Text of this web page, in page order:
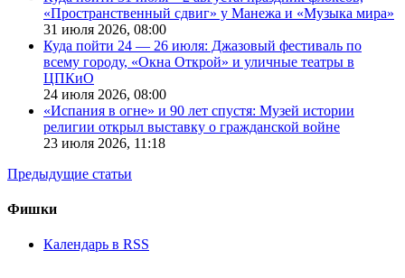
«Пространственный сдвиг» у Манежа и «Музыка мира»
31 июля 2026, 08:00
Куда пойти 24 — 26 июля: Джазовый фестиваль по
всему городу, «Окна Открой» и уличные театры в
ЦПКиО
24 июля 2026, 08:00
«Испания в огне» и 90 лет спустя: Музей истории
религии открыл выставку о гражданской войне
23 июля 2026, 11:18
Предыдущие статьи
Фишки
Календарь в RSS